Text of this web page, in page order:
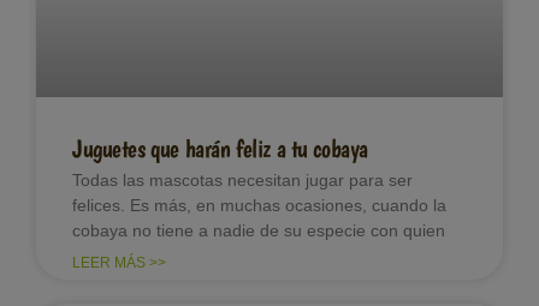
Juguetes que harán feliz a tu cobaya
Todas las mascotas necesitan jugar para ser
felices. Es más, en muchas ocasiones, cuando la
cobaya no tiene a nadie de su especie con quien
LEER MÁS >>